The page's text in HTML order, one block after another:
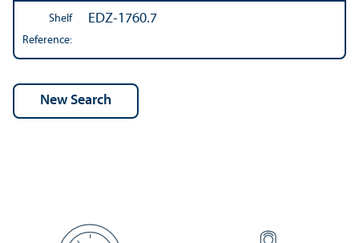
Shelf
Reference:
EDZ-1760.7